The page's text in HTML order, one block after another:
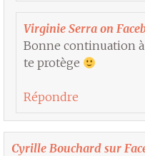
Virginie Serra on
Bonne continuation
te protège
Répondre
Cyrille Bouchard sur